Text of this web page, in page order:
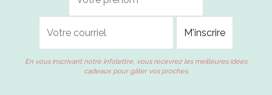
En vous inscrivant notre infolettre, vous recevrez les meilleures idées
cadeaux pour gâter vos proches.